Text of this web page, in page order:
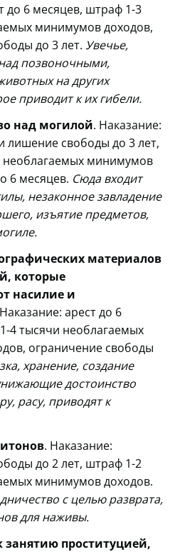
до 6 месяцев, штраф 1-3
минимумов доходов,
до 3 лет. Увечье,
позвоночными,
на других
приводит к их гибели.
над могилой. Наказание:
лишение свободы до 3 лет,
необлагаемых минимумов
6 месяцев. Сюда входит
незаконное завладение
изъятие предметов,
материалов
которые
насилие и
арест до 6
4 тысячи необлагаемых
ограничение свободы
хранение, создание
достоинство
расу, приводят к
. Наказание:
до 2 лет, штраф 1-2
минимумов доходов.
с целью разврата,
для наживы.
проституцией,